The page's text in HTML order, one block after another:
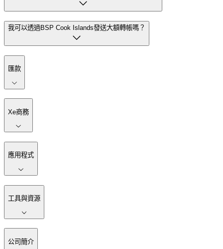
我可以透過BSP Cook Islands發送大額轉帳嗎？
匯款
Xe商務
應用程式
工具與資源
公司簡介